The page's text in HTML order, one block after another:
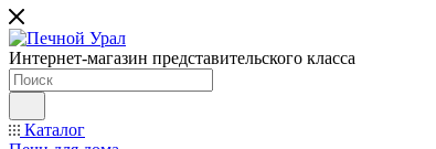
Интернет-магазин представительского класса
Каталог